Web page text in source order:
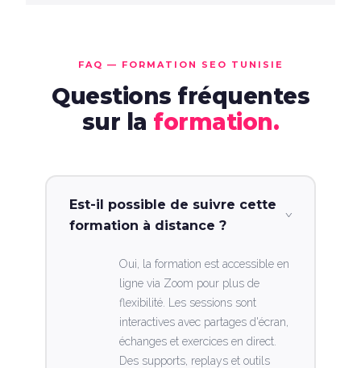
FAQ — FORMATION SEO TUNISIE
Questions fréquentes
sur la formation.
Est-il possible de suivre cette
formation à distance ?
›
Oui, la formation est accessible en
ligne via Zoom pour plus de
flexibilité. Les sessions sont
interactives avec partages d'écran,
échanges et exercices en direct.
Des supports, replays et outils